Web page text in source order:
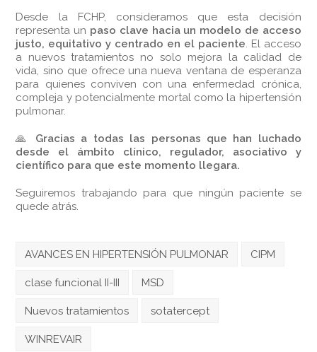
Desde la FCHP, consideramos que esta decisión
representa un paso clave hacia un modelo de acceso
justo, equitativo y centrado en el paciente. El acceso
a nuevos tratamientos no solo mejora la calidad de
vida, sino que ofrece una nueva ventana de esperanza
para quienes conviven con una enfermedad crónica,
compleja y potencialmente mortal como la hipertensión
pulmonar.
🙏 Gracias a todas las personas que han luchado
desde el ámbito clínico, regulador, asociativo y
científico para que este momento llegara.
Seguiremos trabajando para que ningún paciente se
quede atrás.
AVANCES EN HIPERTENSIÓN PULMONAR CIPM
clase funcional II-III MSD
Nuevos tratamientos sotatercept
WINREVAIR